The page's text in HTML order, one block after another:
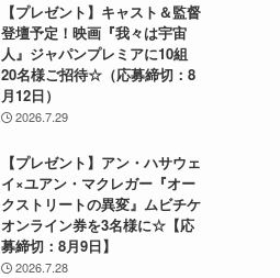
【プレゼント】キャスト＆監督
登壇予定！映画『我々は宇宙
人』ジャパンプレミアに10組
20名様ご招待☆（応募締切：8
月12日）
2026.7.29
【プレゼント】アン・ハサウェ
イ×ユアン・マクレガー『オー
クストリートの異変』ムビチケ
オンライン券を3名様に☆【応
募締切：8月9日】
2026.7.28